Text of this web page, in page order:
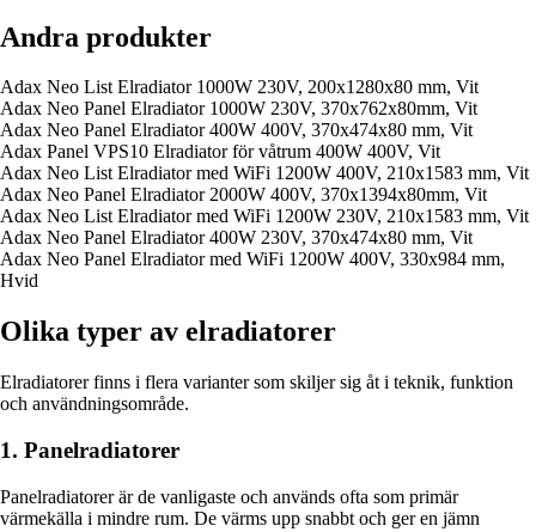
Andra produkter
Adax Neo List Elradiator 1000W 230V, 200x1280x80 mm, Vit
Adax Neo Panel Elradiator 1000W 230V, 370x762x80mm, Vit
Adax Neo Panel Elradiator 400W 400V, 370x474x80 mm, Vit
Adax Panel VPS10 Elradiator för våtrum 400W 400V, Vit
Adax Neo List Elradiator med WiFi 1200W 400V, 210x1583 mm, Vit
Adax Neo Panel Elradiator 2000W 400V, 370x1394x80mm, Vit
Adax Neo List Elradiator med WiFi 1200W 230V, 210x1583 mm, Vit
Adax Neo Panel Elradiator 400W 230V, 370x474x80 mm, Vit
Adax Neo Panel Elradiator med WiFi 1200W 400V, 330x984 mm,
Hvid
Olika typer av elradiatorer
Elradiatorer finns i flera varianter som skiljer sig åt i teknik, funktion
och användningsområde.
1. Panelradiatorer
Panelradiatorer är de vanligaste och används ofta som primär
värmekälla i mindre rum. De värms upp snabbt och ger en jämn